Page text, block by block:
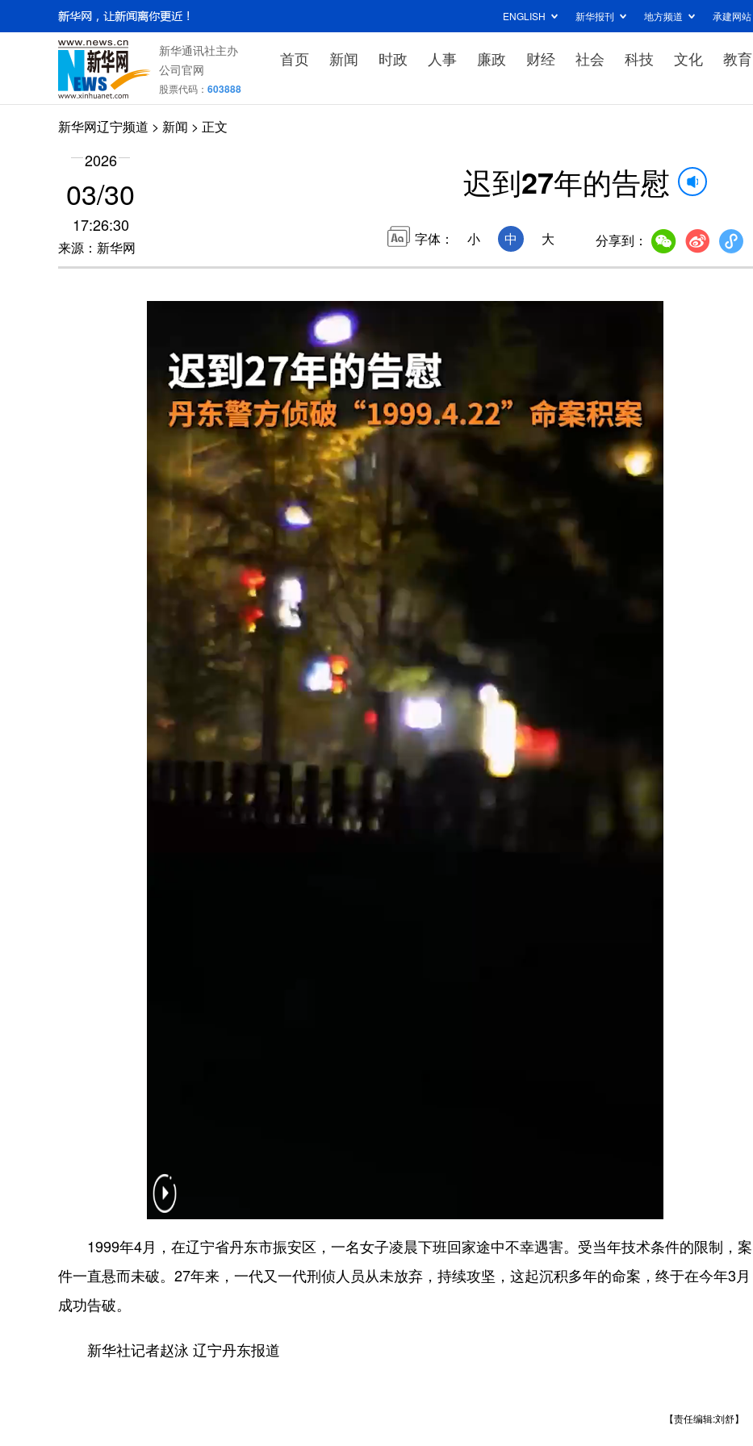
ENGLISH 新华报刊 地方频道 承建网站
新华通讯社主办
公司官网
股票代码： 603888
首页 新闻 时政 人事 廉政 财经 社会 科技 文化 教育
新华网辽宁频道 > 新闻 > 正文
2026
03/30
17:26:30
来源：新华网
迟到27年的告慰
字体： 小 中 大 分享到：
1999年4月，在辽宁省丹东市振安区，一名女子凌晨下班回家途中不幸遇害。受当年技术条件的限制，案
件一直悬而未破。27年来，一代又一代刑侦人员从未放弃，持续攻坚，这起沉积多年的命案，终于在今年3月
成功告破。
新华社记者赵泳 辽宁丹东报道
【责任编辑:刘舒】